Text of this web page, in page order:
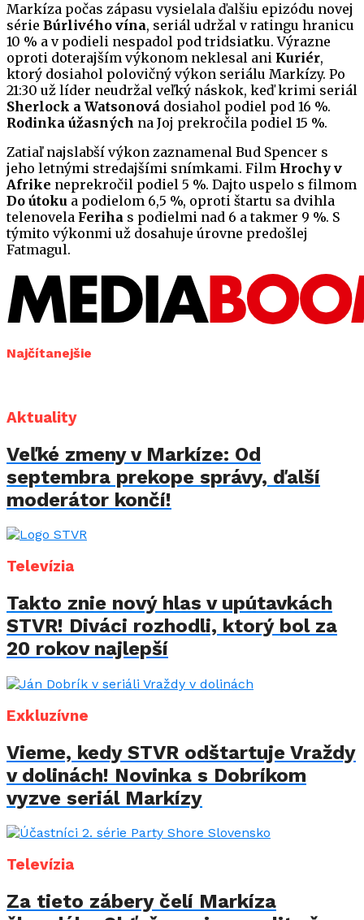
Markíza počas zápasu vysielala ďalšiu epizódu novej
série Búrlivého vína, seriál udržal v ratingu hranicu
10 % a v podieli nespadol pod tridsiatku. Výrazne
oproti doterajším výkonom neklesal ani Kuriér,
ktorý dosiahol polovičný výkon seriálu Markízy. Po
21:30 už líder neudržal veľký náskok, keď krimi seriál
Sherlock a Watsonová dosiahol podiel pod 16 %.
Rodinka úžasných na Joj prekročila podiel 15 %.
Zatiaľ najslabší výkon zaznamenal Bud Spencer s
jeho letnými stredajšími snímkami. Film Hrochy v
Afrike neprekročil podiel 5 %. Dajto uspelo s filmom
Do útoku a podielom 6,5 %, oproti štartu sa dvihla
telenovela Feriha s podielmi nad 6 a takmer 9 %. S
týmito výkonmi už dosahuje úrovne predošlej
Fatmagul.
Najčítanejšie
Aktuality
Veľké zmeny v Markíze: Od
septembra prekope správy, ďalší
moderátor končí!
Televízia
Takto znie nový hlas v upútavkách
STVR! Diváci rozhodli, ktorý bol za
20 rokov najlepší
Exkluzívne
Vieme, kedy STVR odštartuje Vraždy
v dolinách! Novinka s Dobríkom
vyzve seriál Markízy
Televízia
Za tieto zábery čelí Markíza